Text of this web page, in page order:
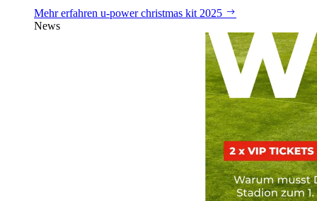
Mehr erfahren u‑power christmas kit 2025
News